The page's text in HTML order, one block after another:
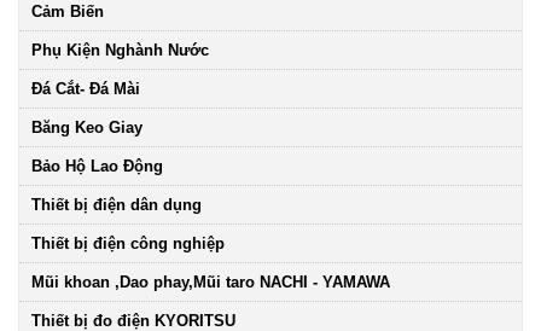
Cảm Biến
Phụ Kiện Nghành Nước
Đá Cắt- Đá Mài
Băng Keo Giay
Bảo Hộ Lao Động
Thiết bị điện dân dụng
Thiết bị điện công nghiệp
Mũi khoan ,Dao phay,Mũi taro NACHI - YAMAWA
Thiết bị đo điện KYORITSU